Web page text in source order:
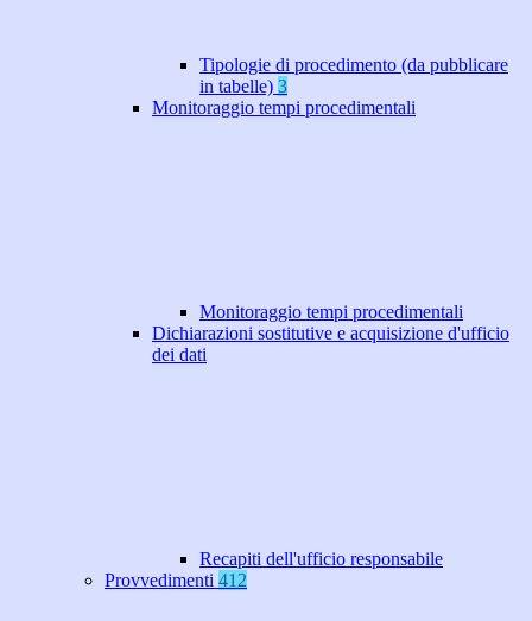
Tipologie di procedimento (da pubblicare
in tabelle) 3
Monitoraggio tempi procedimentali
Monitoraggio tempi procedimentali
Dichiarazioni sostitutive e acquisizione d'ufficio
dei dati
Recapiti dell'ufficio responsabile
Provvedimenti 412